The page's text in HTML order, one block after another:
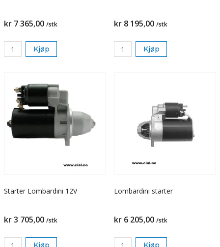
kr 7 365,00 /stk
Kjøp
kr 8 195,00 /stk
Kjøp
Starter Lombardini 12V
kr 3 705,00 /stk
Kjøp
Lombardini starter
kr 6 205,00 /stk
Kjøp